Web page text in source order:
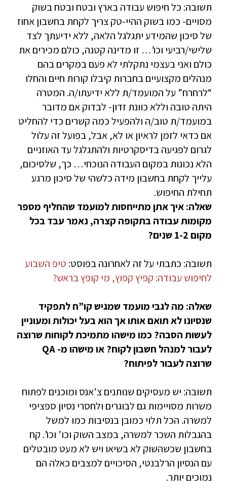
תשובה: כל חיפוש עבודה בארץ ובטח ובטח בשוק
מסויים- כמו בשוק ההיי-טק צריך לקחת בחשבון אחוז
של סיכון שהמידע יתגלגל הלאה, ללא ידיעתך לצד
שלישי/רביעי וכו’… זו מדינה קטנה, כולם מכירים את
כולם ואני בעצמי נתקלתי לא פעם במקרים בהם
מנהלים מקצועיים בחברות קיבלו קורות חיים והחלו
“לרחרח” על המועמד/ת ללא ידיעתו/ה. המטרה
היתה טובה וללא כוונת זדון- לבדוק אם מדובר
במועמד/ת טוב/ה ולהפעיל כמה קשרים כדי להחליט
אם כדאי לזמן לראיון או לא, אבל, בפועל זה עלול
לגרום לפגיעה בדיסקרטיות ולהתגלגל עד האוזניים
הלא נכונות במקום העבודה הנוכחי… כך, שלסיכום,
עלייך לקחת בחשבון מידה כלשהי של סיכון מרגע
תחילת החיפוש.
שאלה: איך אתן מתייחסות למועמד שהחליף מספר
מקומות עבודה בתקופה קצרה, נאמר עבד בכל
מקום 1-2 שנים?
תשובה: כתבתי על זה לאחרונה בפוסט: טיפ השבוע
לחיפוש עבודה: קפיץ קפוץ, מי קופץ בראש?
שאלה: מה לגבי מועמד שמגיש קו”ח לתפקיד
שנסיונו לא תואם אותו אך הוא בעל יכולות ומעוניין
לעשות הסבה? כמו מישהו מתמיכת לקוחות שרוצה
לעבור למנהל חשבון לקוח? או מישהו מ- QA
שרוצה לעבור לפיתוח?
תשובה: יש מעסיקים שנותנים צ’אנס ומוכנים לפתוח
משרות מסויימות גם לבוגרים ולחסרי נסיון ספציפי
למשרה. הכל תלוי כמובן בנסיבות כמו למשל
בהגבלות השכר למשרה, במצב השוק וכו’ וכו’. קח
בחשבון שכשהשוק לא בשיאו ויש לא מעט מובטלים
עם הנסיון הרלבנטי, הסיכויים למצבים כאלה הם
נמוכים יותר.